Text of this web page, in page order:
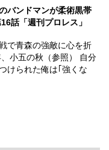
バンドマンが柔術黒帯
話「週刊プロレス」
で青森の強敵に心を折
小五の秋（参照） 自分
けられた俺は｢強くな